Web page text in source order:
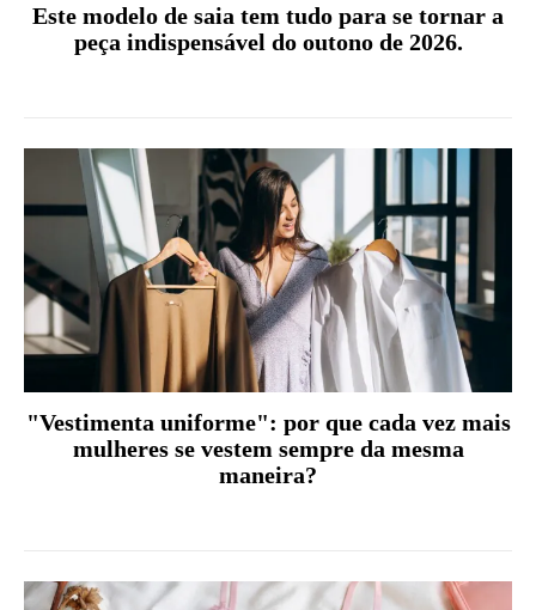
Este modelo de saia tem tudo para se tornar a
peça indispensável do outono de 2026.
"Vestimenta uniforme": por que cada vez mais
mulheres se vestem sempre da mesma
maneira?